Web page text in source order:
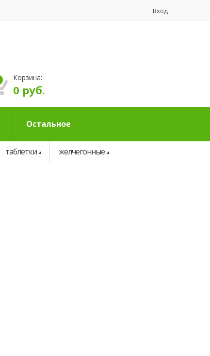
Вход
Корзина:
0 руб.
Остальное
таблетки желчегонные